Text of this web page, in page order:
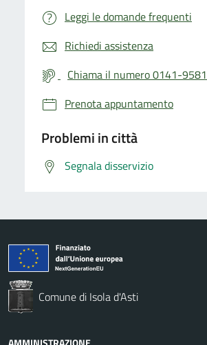
Leggi le domande frequenti
Richiedi assistenza
Chiama il numero 0141-
Prenota appuntamento
Problemi in città
Segnala disservizio
Comune di Isola d'Asti